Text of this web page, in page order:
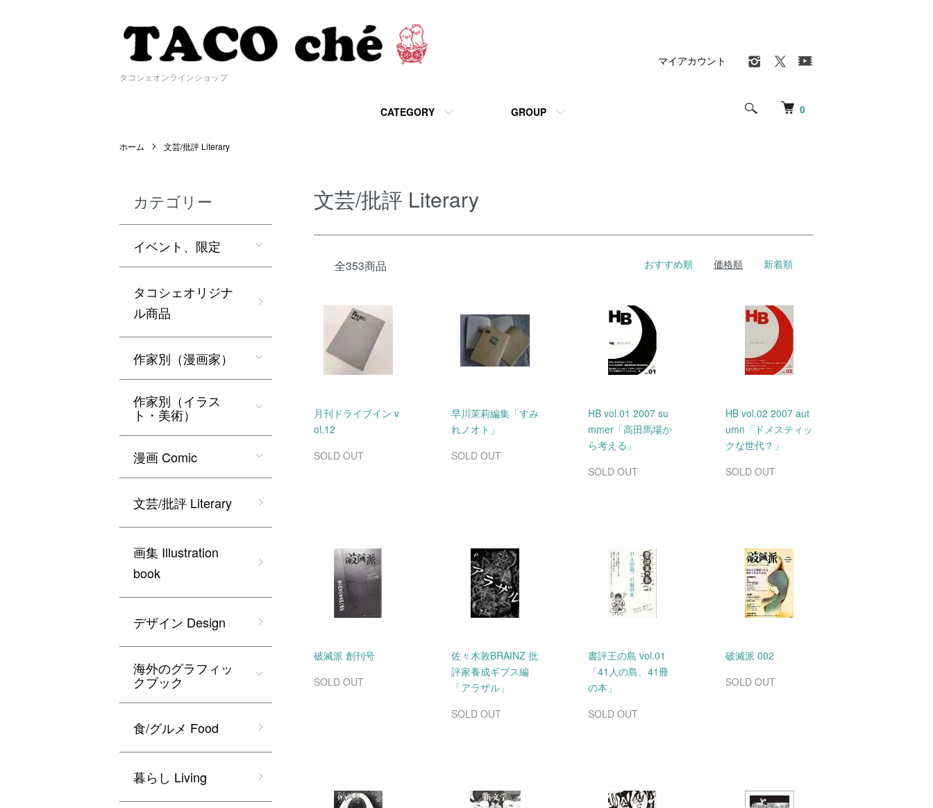
タコシェオンラインショップ
0
CATEGORY GROUP
マイアカウント
ホーム 文芸/批評 Literary
文芸/批評 Literary
全353商品 おすすめ順 価格順 新着順
月刊ドライブイン v
ol.12
SOLD OUT
早川茉莉編集「すみ
れノオト」
SOLD OUT
HB vol.01 2007 su
mmer「高田馬場か
ら考える」
SOLD OUT
HB vol.02 2007 aut
umn「ドメスティッ
クな世代？」
SOLD OUT
破滅派 創刊号
SOLD OUT
佐々木敦BRAINZ 批
評家養成ギブス編
「アラザル」
SOLD OUT
書評王の島 vol.01
「41人の島、41冊
の本」
SOLD OUT
破滅派 002
SOLD OUT
カテゴリー
イベント、限定
タコシェオリジナ
ル商品
作家別（漫画家）
作家別（イラス
ト・美術）
漫画 Comic
文芸/批評 Literary
画集 Illustration
book
デザイン Design
海外のグラフィッ
クブック
食/グルメ Food
暮らし Living